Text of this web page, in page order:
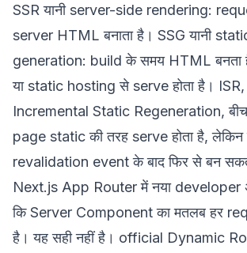
SSR यानी server-side rendering:
server HTML बनाता है। SSG यानी
generation: build के समय HTML बनता
या static hosting से serve होता है। ISR,
Incremental Static Regeneration, बीच
page static की तरह serve होता है, लेकिन
revalidation event के बाद फिर से बन
Next.js App Router में नया developer
कि Server Component का मतलब हर
है। यह सही नहीं है। official Dynamic